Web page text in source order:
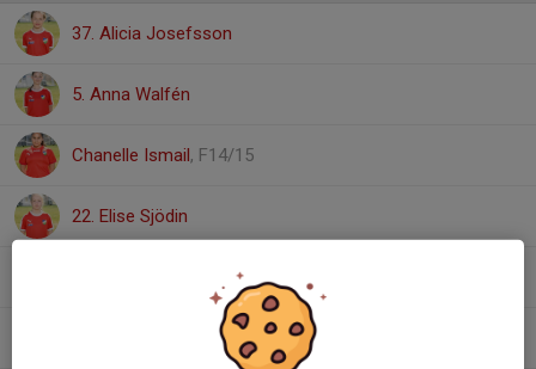
37. Alicia Josefsson
5. Anna Walfén
Chanelle Ismail, F14/15
22. Elise Sjödin
, F14/15
21. Matilda Lindberg